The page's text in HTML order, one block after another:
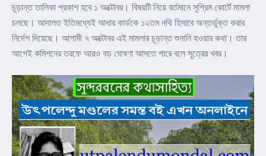
চূড়ান্ত তালিকা প্রকাশ হবে ১ অক্টোবর। বিষয়টি নিয়ে বর্তমানে সুপ্রিম কোর্টে মামলা
চলছে। আদালত ইতিমধ্যেই আধার কার্ডকে ১২তম নথি হিসাবে অন্তর্ভুক্ত করার
নির্দেশ দিয়েছে। আগামী ৭ অক্টোবর এই মামলার চূড়ান্ত শুনানি হওয়ার কথা। তার
আগেই কমিশনের তরফে আরও বড় ঘোষণা আসতে পারে বলে সূত্রের খবর।